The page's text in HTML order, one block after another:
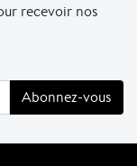
recevoir nos